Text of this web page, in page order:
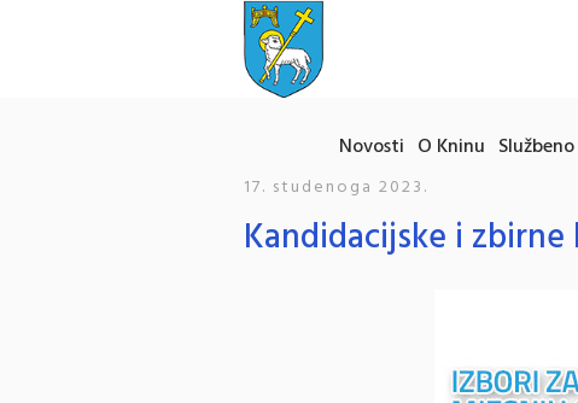
Novosti O Kninu
17. studenoga 2023.
Kandidacijske i